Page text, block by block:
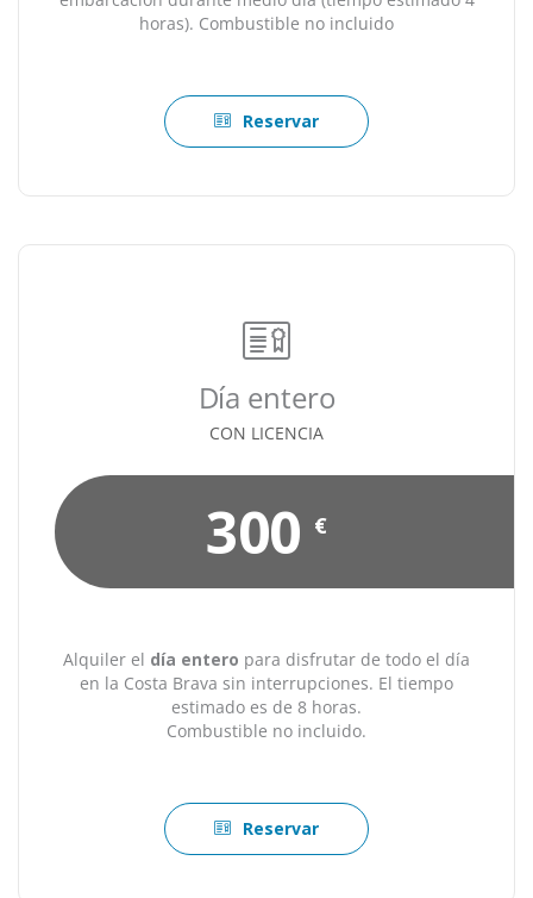
horas). Combustible no incluido
Reservar
Día entero
CON LICENCIA
300 €
Alquiler el día entero para disfrutar de todo el día
en la Costa Brava sin interrupciones. El tiempo
estimado es de 8 horas.
Combustible no incluido.
Reservar